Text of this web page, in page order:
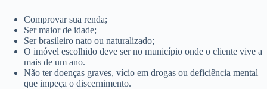
Comprovar sua renda;
Ser maior de idade;
Ser brasileiro nato ou naturalizado;
O imóvel escolhido deve ser no município onde o cliente vive a
mais de um ano.
Não ter doenças graves, vício em drogas ou deficiência mental
que impeça o discernimento.